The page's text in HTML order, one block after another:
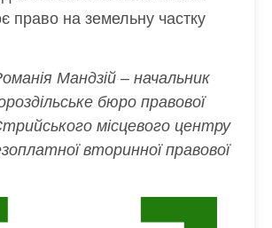
право на земельну частку
Мандзій – начальник
бюро правової
місцевого центру
вторинної правової